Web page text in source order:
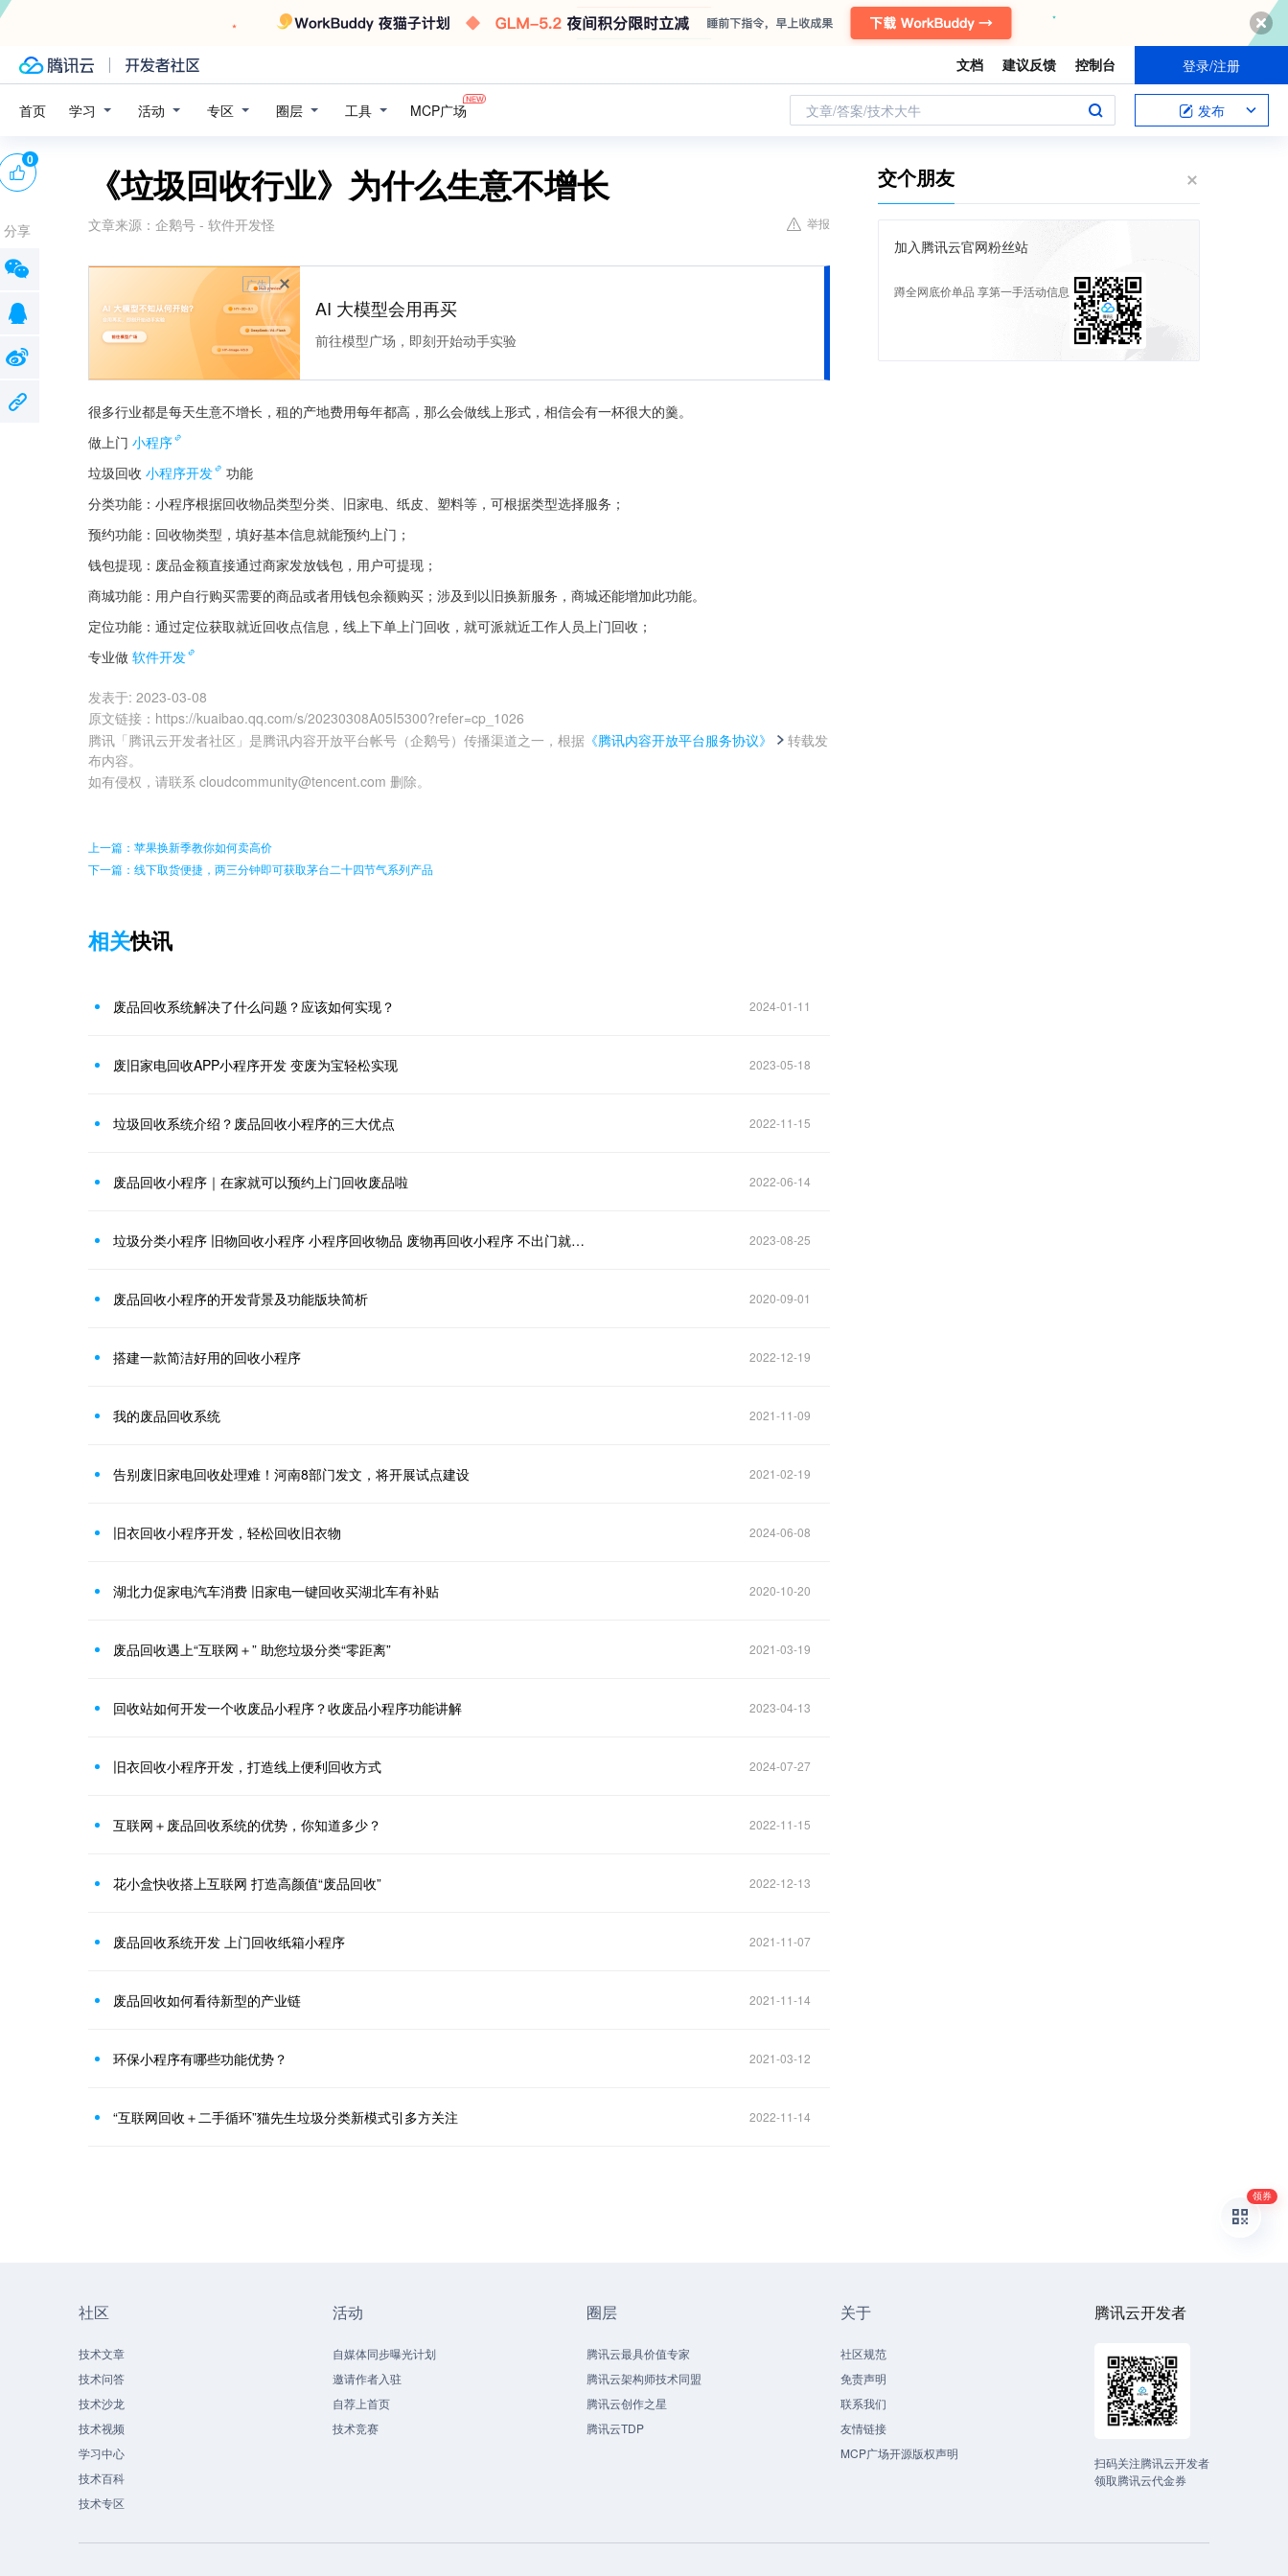
文档 建议反馈 控制台 登录/注册
首页 学习 活动 专区 圈层 工具 MCP广场 文章/答案/技术大牛 发布
《垃圾回收行业》为什么生意不增长
文章来源： 企鹅号 - 软件开发怪 举报
广告
AI 大模型会用再买
前往模型广场，即刻开始动手实验
很多行业都是每天生意不增长，租的产地费用每年都高，那么会做线上形式，相信会有一杯很大的羹。
做上门 小程序
垃圾回收 小程序开发
功能
分类功能：小程序根据回收物品类型分类、旧家电、纸皮、塑料等，可根据类型选择服务；
预约功能：回收物类型，填好基本信息就能预约上门；
钱包提现：废品金额直接通过商家发放钱包，用户可提现；
商城功能：用户自行购买需要的商品或者用钱包余额购买；涉及到以旧换新服务，商城还能增加此功能。
定位功能：通过定位获取就近回收点信息，线上下单上门回收，就可派就近工作人员上门回收；
专业做 软件开发
发表于: 2023-03-08
原文链接 ： https://kuaibao.qq.com/s/20230308A05I5300?refer=cp_1026
腾讯「腾讯云开发者社区」是腾讯内容开放平台帐号（企鹅号）传播渠道之一，根据 《腾讯内容开放平台服务协议》
转载发
布内容。
如有侵权，请联系 cloudcommunity@tencent.com 删除。
0
分享
上一篇：苹果换新季教你如何卖高价
下一篇：线下取货便捷，两三分钟即可获取茅台二十四节气系列产品
相关快讯
废品回收系统解决了什么问题？应该如何实现？ 2024-01-11
废旧家电回收APP小程序开发 变废为宝轻松实现 2023-05-18
垃圾回收系统介绍？废品回收小程序的三大优点 2022-11-15
废品回收小程序｜在家就可以预约上门回收废品啦 2022-06-14
垃圾分类小程序 旧物回收小程序 小程序回收物品 废物再回收小程序 不出门就能约人上门回收物品的小程序 垃圾小程序 2023-08-25
废品回收小程序的开发背景及功能版块简析 2020-09-01
搭建一款简洁好用的回收小程序 2022-12-19
我的废品回收系统 2021-11-09
告别废旧家电回收处理难！河南8部门发文，将开展试点建设 2021-02-19
旧衣回收小程序开发，轻松回收旧衣物 2024-06-08
湖北力促家电汽车消费 旧家电一键回收买湖北车有补贴 2020-10-20
废品回收遇上“互联网＋” 助您垃圾分类“零距离” 2021-03-19
回收站如何开发一个收废品小程序？收废品小程序功能讲解 2023-04-13
旧衣回收小程序开发，打造线上便利回收方式 2024-07-27
互联网＋废品回收系统的优势，你知道多少？ 2022-11-15
花小盒快收搭上互联网 打造高颜值“废品回收” 2022-12-13
废品回收系统开发 上门回收纸箱小程序 2021-11-07
废品回收如何看待新型的产业链 2021-11-14
环保小程序有哪些功能优势？ 2021-03-12
“互联网回收＋二手循环”猫先生垃圾分类新模式引多方关注 2022-11-14
交个朋友
加入腾讯云官网粉丝站
蹲全网底价单品 享第一手活动信息
社区
技术文章
技术问答
技术沙龙
技术视频
学习中心
技术百科
技术专区
活动
自媒体同步曝光计划
邀请作者入驻
自荐上首页
技术竞赛
圈层
腾讯云最具价值专家
腾讯云架构师技术同盟
腾讯云创作之星
腾讯云TDP
关于
社区规范
免责声明
联系我们
友情链接
MCP广场开源版权声明
腾讯云开发者
扫码关注腾讯云开发者
领取腾讯云代金券
领券